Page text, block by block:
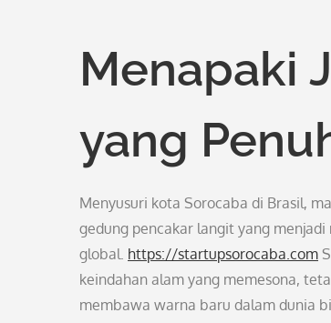
Menapaki
yang
Menyusuri kota Sorocaba di Brasil,
gedung pencakar langit yang
global. https://startupsorocaba.com
keindahan alam yang memesona,
membawa warna baru dalam dunia